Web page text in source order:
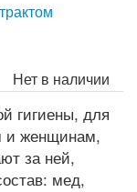
Нет в наличии